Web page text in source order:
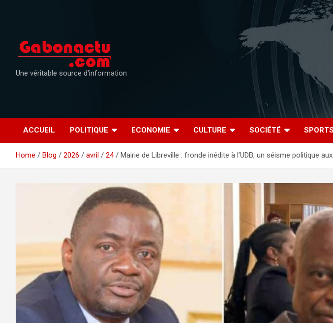
Une véritable source d'information
ACCUEIL POLITIQUE ECONOMIE CULTURE SOCIÉTÉ SPORTS
Home Blog 2026 avril 24 Mairie de Libreville : fronde inédite à l’UDB, un séisme politique